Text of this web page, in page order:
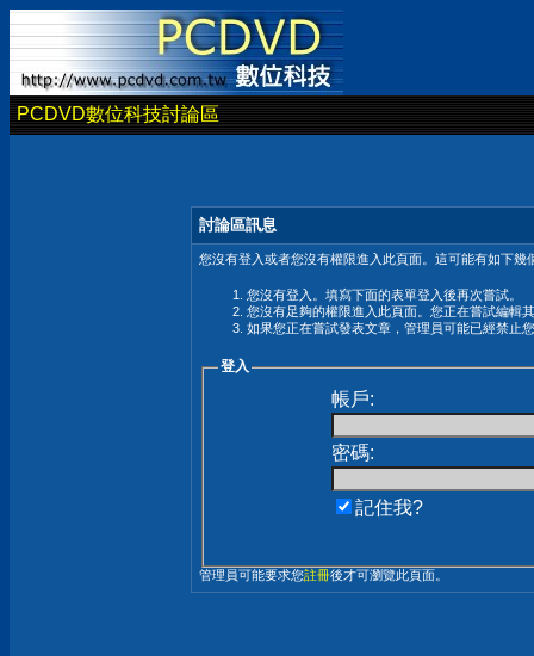
PCDVD數位科技討論區
討論區訊息
您沒有登入或者您沒有權限進入此頁面。這可能有如下幾
您沒有登入。填寫下面的表單登入後再次嘗試。
您沒有足夠的權限進入此頁面。您正在嘗試編輯
如果您正在嘗試發表文章，管理員可能已經禁止
登入
帳戶:
密碼:
記住我?
管理員可能要求您註冊後才可瀏覽此頁面。